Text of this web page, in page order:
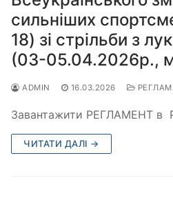
сильніших
18) зі стрільби з
(03-05.04.2026р.,
ADMIN 16.03.2026
Завантажити РЕГЛАМЕНТ в
ЧИТАТИ ДАЛІ →